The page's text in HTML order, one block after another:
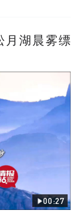
月湖晨雾缥
00:27